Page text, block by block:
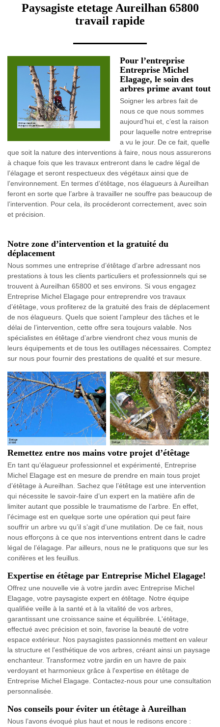
Paysagiste etetage Aureilhan 65800
travail rapide
Pour l’entreprise
Entreprise Michel
Elagage, le soin des
arbres prime avant tout
Soigner les arbres fait de
nous ce que nous sommes
aujourd’hui et, c’est la raison
pour laquelle notre entreprise
a vu le jour. De ce fait, quelle
que soit la nature des interventions à faire, nous nous assurerons
à chaque fois que les travaux entreront dans le cadre légal de
l’élagage et seront respectueux des végétaux ainsi que de
l’environnement. En termes d’étêtage, nos élagueurs à Aureilhan
feront en sorte que l’arbre à travailler ne souffre pas beaucoup de
l’intervention. Pour cela, ils procéderont correctement, avec soin
et précision.
Notre zone d’intervention et la gratuité du
déplacement
Nous sommes une entreprise d’étêtage d’arbre adressant nos
prestations à tous les clients particuliers et professionnels qui se
trouvent à Aureilhan 65800 et ses environs. Si vous engagez
Entreprise Michel Elagage pour entreprendre vos travaux
d’étêtage, vous profiterez de la gratuité des frais de déplacement
de nos élagueurs. Quels que soient l’ampleur des tâches et le
délai de l’intervention, cette offre sera toujours valable. Nos
spécialistes en étêtage d’arbre viendront chez vous munis de
leurs équipements et de tous les outillages nécessaires. Comptez
sur nous pour fournir des prestations de qualité et sur mesure.
Remettez entre nos mains votre projet d’étêtage
En tant qu’élagueur professionnel et expérimenté, Entreprise
Michel Elagage est en mesure de prendre en main tous projet
d’étêtage à Aureilhan. Sachez que l’étêtage est une intervention
qui nécessite le savoir-faire d’un expert en la matière afin de
limiter autant que possible le traumatisme de l’arbre. En effet,
l’écimage est en quelque sorte une opération qui peut faire
souffrir un arbre vu qu’il s’agit d’une mutilation. De ce fait, nous
nous efforçons à ce que nos interventions entrent dans le cadre
légal de l’élagage. Par ailleurs, nous ne le pratiquons que sur les
conifères et les feuillus.
Expertise en étêtage par Entreprise Michel Elagage!
Offrez une nouvelle vie à votre jardin avec Entreprise Michel
Elagage, votre paysagiste expert en étêtage. Notre équipe
qualifiée veille à la santé et à la vitalité de vos arbres,
garantissant une croissance saine et équilibrée. L'étêtage,
effectué avec précision et soin, favorise la beauté de votre
espace extérieur. Nos paysagistes passionnés mettent en valeur
la structure et l'esthétique de vos arbres, créant ainsi un paysage
enchanteur. Transformez votre jardin en un havre de paix
verdoyant et harmonieux grâce à l'expertise en étêtage de
Entreprise Michel Elagage. Contactez-nous pour une consultation
personnalisée.
Nos conseils pour éviter un étêtage à Aureilhan
Nous l’avons évoqué plus haut et nous le redisons encore :